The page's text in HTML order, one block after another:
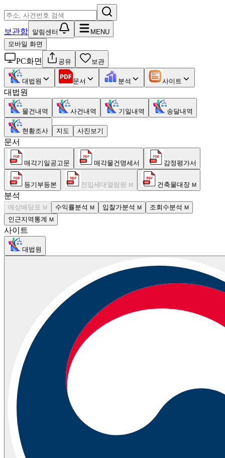
보관함 알림센터
MENU
모바일 화면
PC화면 공유 보관
대법원 문서 분석 사이트
대법원
물건내역 사건내역 기일내역 송달내역
현황조사 지도 사진보기
문서
매각기일공고문 매각물건명세서 감정평가서
등기부등본 전입세대열람원 M 건축물대장 M
분석
예상배당표 M 수익률분석 M 입찰가분석 M 조회수분석 M
인근지역통계 M
사이트
대법원